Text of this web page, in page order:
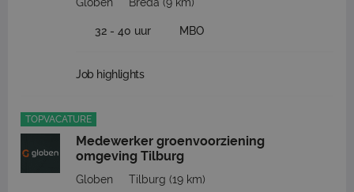
32 - 40 uur MBO
Job highlights
TOPVACATURE
Medewerker groenvoorziening
omgeving Tilburg
Globen Tilburg (19 km)